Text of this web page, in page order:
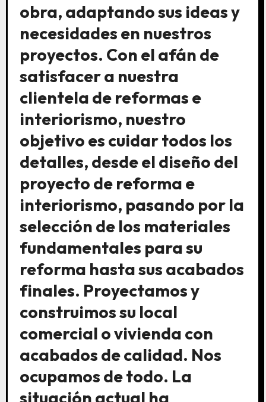
obra, adaptando sus ideas y
necesidades en nuestros
proyectos. Con el afán de
satisfacer a nuestra
clientela de reformas e
interiorismo, nuestro
objetivo es cuidar todos los
detalles, desde el diseño del
proyecto de reforma e
interiorismo, pasando por la
selección de los materiales
fundamentales para su
reforma hasta sus acabados
finales. Proyectamos y
construimos su local
comercial o vivienda con
acabados de calidad. Nos
ocupamos de todo. La
situación actual ha